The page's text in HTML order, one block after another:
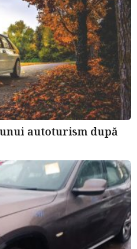
autoturism după